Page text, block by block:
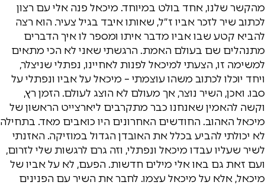
מהקשר שלנו, אחד בולט במיוחד. מיכאל פנה אלי עם רצון
לכתוב שיר לזכר אביו ז״ל, שאותו איבד בגיל צעיר. הוא רצה
להביא קטע שבו אביו מדבר איתו ומספר לו איך הדברים
מתנהלים שם בעולם האמת. הרגשתי שאני לא הכי מתאים
למשימה זו, הצעתי למיכאל לפנות לאחיינו, נפתלי שניצלר,
ויחד יוכלו לכתוב משהו עוצמתי – מיכאל על אביו ונפתלי על
סבו. ואכן, השיר נוצר, אך מעולם לא הוצג לעולם. הזמן רץ,
וקשה להאמין שאנחנו כבר מתקרבים ליארצייט הראשון של
מיכאל האהוב. החודשים האחרונים היו כואבים מאד. בתחילה
לא יכולתי להביע בכלל את האובדן הגדול במוזיקה. האזנתי
לשיר שעליו עבדו מיכאל ונפתלי, וזה גרם לרגשות שלי לזרום,
ועם זאת גם באו אלי מילים חדשות. הפעם, לא על אביו של
מיכאל, אלא על מיכאל עצמו. לחבר את השיר עם הפנינים